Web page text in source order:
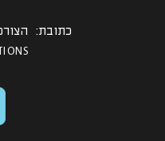
כתובת: הצורפים 18, יפו